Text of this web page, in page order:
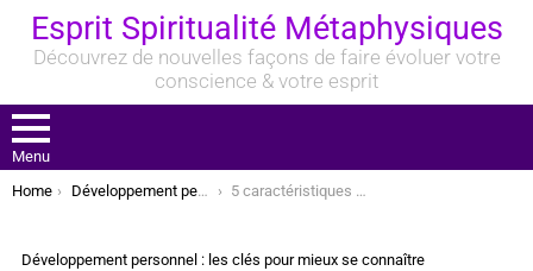
Esprit Spiritualité Métaphysiques
Découvrez de nouvelles façons de faire évoluer votre
conscience & votre esprit
Menu
You are here:
Home Développement personnel : les clés pour mieux se connaître 5 caractéristiques des personnes qui ont le cœur sur la main
Développement personnel : les clés pour mieux se connaître